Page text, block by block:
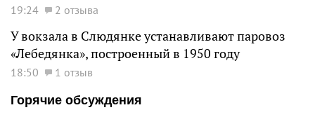
19:24 2 отзыва
У вокзала в Слюдянке устанавливают паровоз
«Лебедянка», построенный в 1950 году
18:50
1 отзыв
Горячие обсуждения